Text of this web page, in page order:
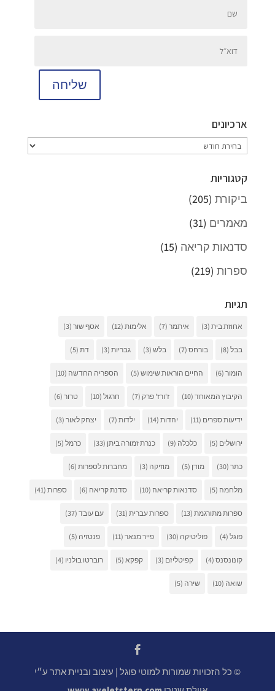
שליחה
ארכיונים
ארכיונים
קטגוריות
ביקורת(205)
מאמרים (31)
סדנאות קריאה (15)
ספרות(219)
תגיות
אחוזת בית(3) איתמר(7) אלימות(12) אסף שור(3)
בבל(8) בורחס(7) בלש(3) גבריות(3) דת(5)
הומור(6) החיים הוראות שימוש(5) הספריה החדשה (10)
הקיבוץ המאוחד(10) ז'ורז' פרק(7) חרגול(10) טרור(6)
ידיעות ספרים (11) יהדות(14) ילדות(7) יצחק לאור(3)
ירושלים (5) כלכלה (9) כנרת זמורה ביתן (33) כרמל(5)
כתר(30) מודן (5) מוזיקה (3) מחברות לספרות(6)
מלחמה (5) סדנאות קריאה (10) סדנת קריאה (6) ספרות(41)
ספרות מתורגמת(13) ספרות עברית(31) עם עובד(37)
פוגל(4) פוליטיקה (30) פייר מנאר(11) פנטזיה (5)
קונונסנס(4) קפיטליזם (3) קפקא(5) רוברטו בולניו (4)
שואה (10) שירה (5)
© כל הזכויות שמורות למוטי פוגל | עיצוב ובניית אתר ע״י